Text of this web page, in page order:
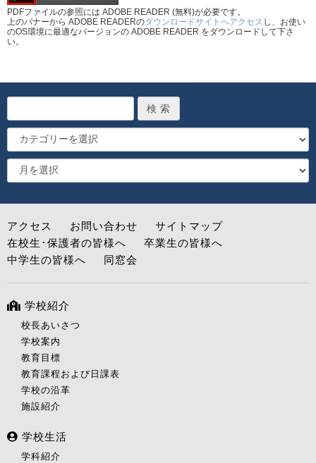
PDFファイルの参照には ADOBE READER (無料)が必要です。
上のバナーから ADOBE READERのダウンロードサイトへアクセス し、お使い
のOS環境に最適なバージョンの ADOBE READER をダウンロードして下さ
い。
アクセス お問い合わせ
サイトマップ
在校生･保護者の皆様へ
卒業生の皆様へ
中学生の皆様へ
同窓会
学校紹介
校長あいさつ
学校案内
教育目標
教育課程および日課表
学校の沿革
施設紹介
学校生活
学科紹介